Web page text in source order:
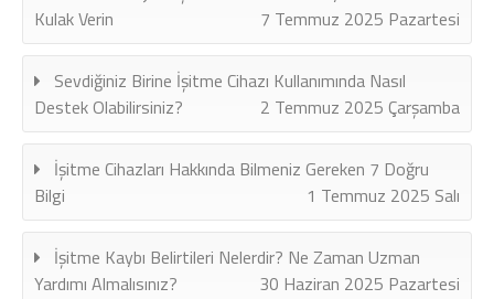
Kulak Verin
7 Temmuz 2025 Pazartesi
Sevdiğiniz Birine İşitme Cihazı Kullanımında Nasıl
Destek Olabilirsiniz?
2 Temmuz 2025 Çarşamba
İşitme Cihazları Hakkında Bilmeniz Gereken 7 Doğru
Bilgi
1 Temmuz 2025 Salı
İşitme Kaybı Belirtileri Nelerdir? Ne Zaman Uzman
Yardımı Almalısınız?
30 Haziran 2025 Pazartesi